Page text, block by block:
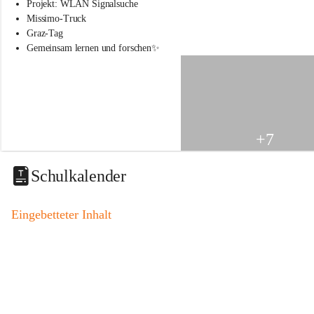
s
s
c
i
t
a
o
Projekt: WLAN Signalsuche
Missimo-Truck
Graz-Tag
Gemeinsam lernen und forschen✨
+7
Schulkalender
Eingebetteter Inhalt